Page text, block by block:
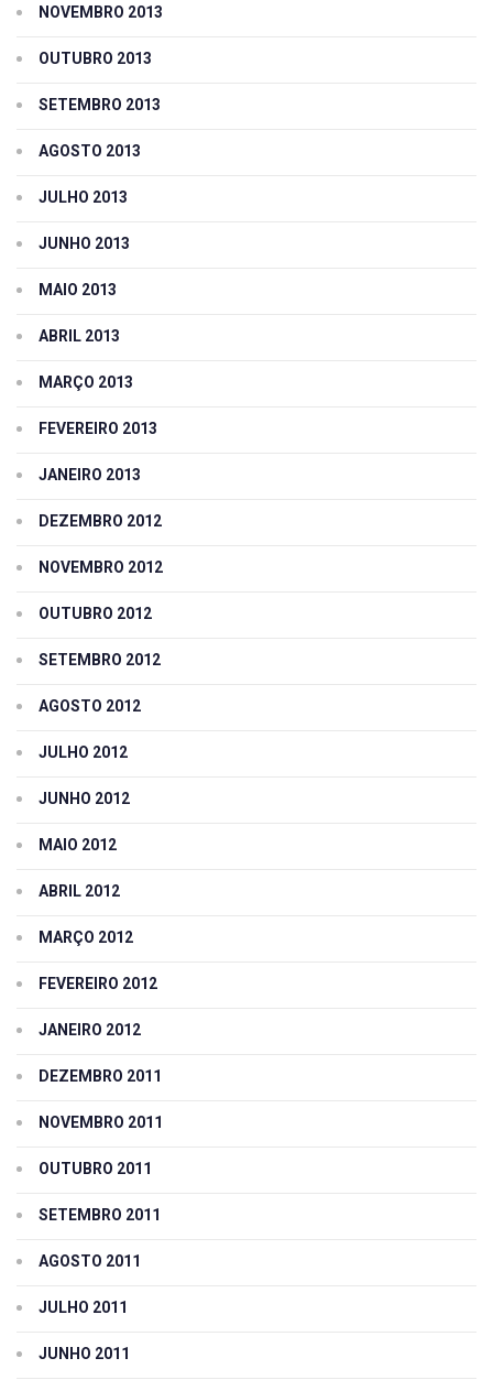
NOVEMBRO 2013
OUTUBRO 2013
SETEMBRO 2013
AGOSTO 2013
JULHO 2013
JUNHO 2013
MAIO 2013
ABRIL 2013
MARÇO 2013
FEVEREIRO 2013
JANEIRO 2013
DEZEMBRO 2012
NOVEMBRO 2012
OUTUBRO 2012
SETEMBRO 2012
AGOSTO 2012
JULHO 2012
JUNHO 2012
MAIO 2012
ABRIL 2012
MARÇO 2012
FEVEREIRO 2012
JANEIRO 2012
DEZEMBRO 2011
NOVEMBRO 2011
OUTUBRO 2011
SETEMBRO 2011
AGOSTO 2011
JULHO 2011
JUNHO 2011